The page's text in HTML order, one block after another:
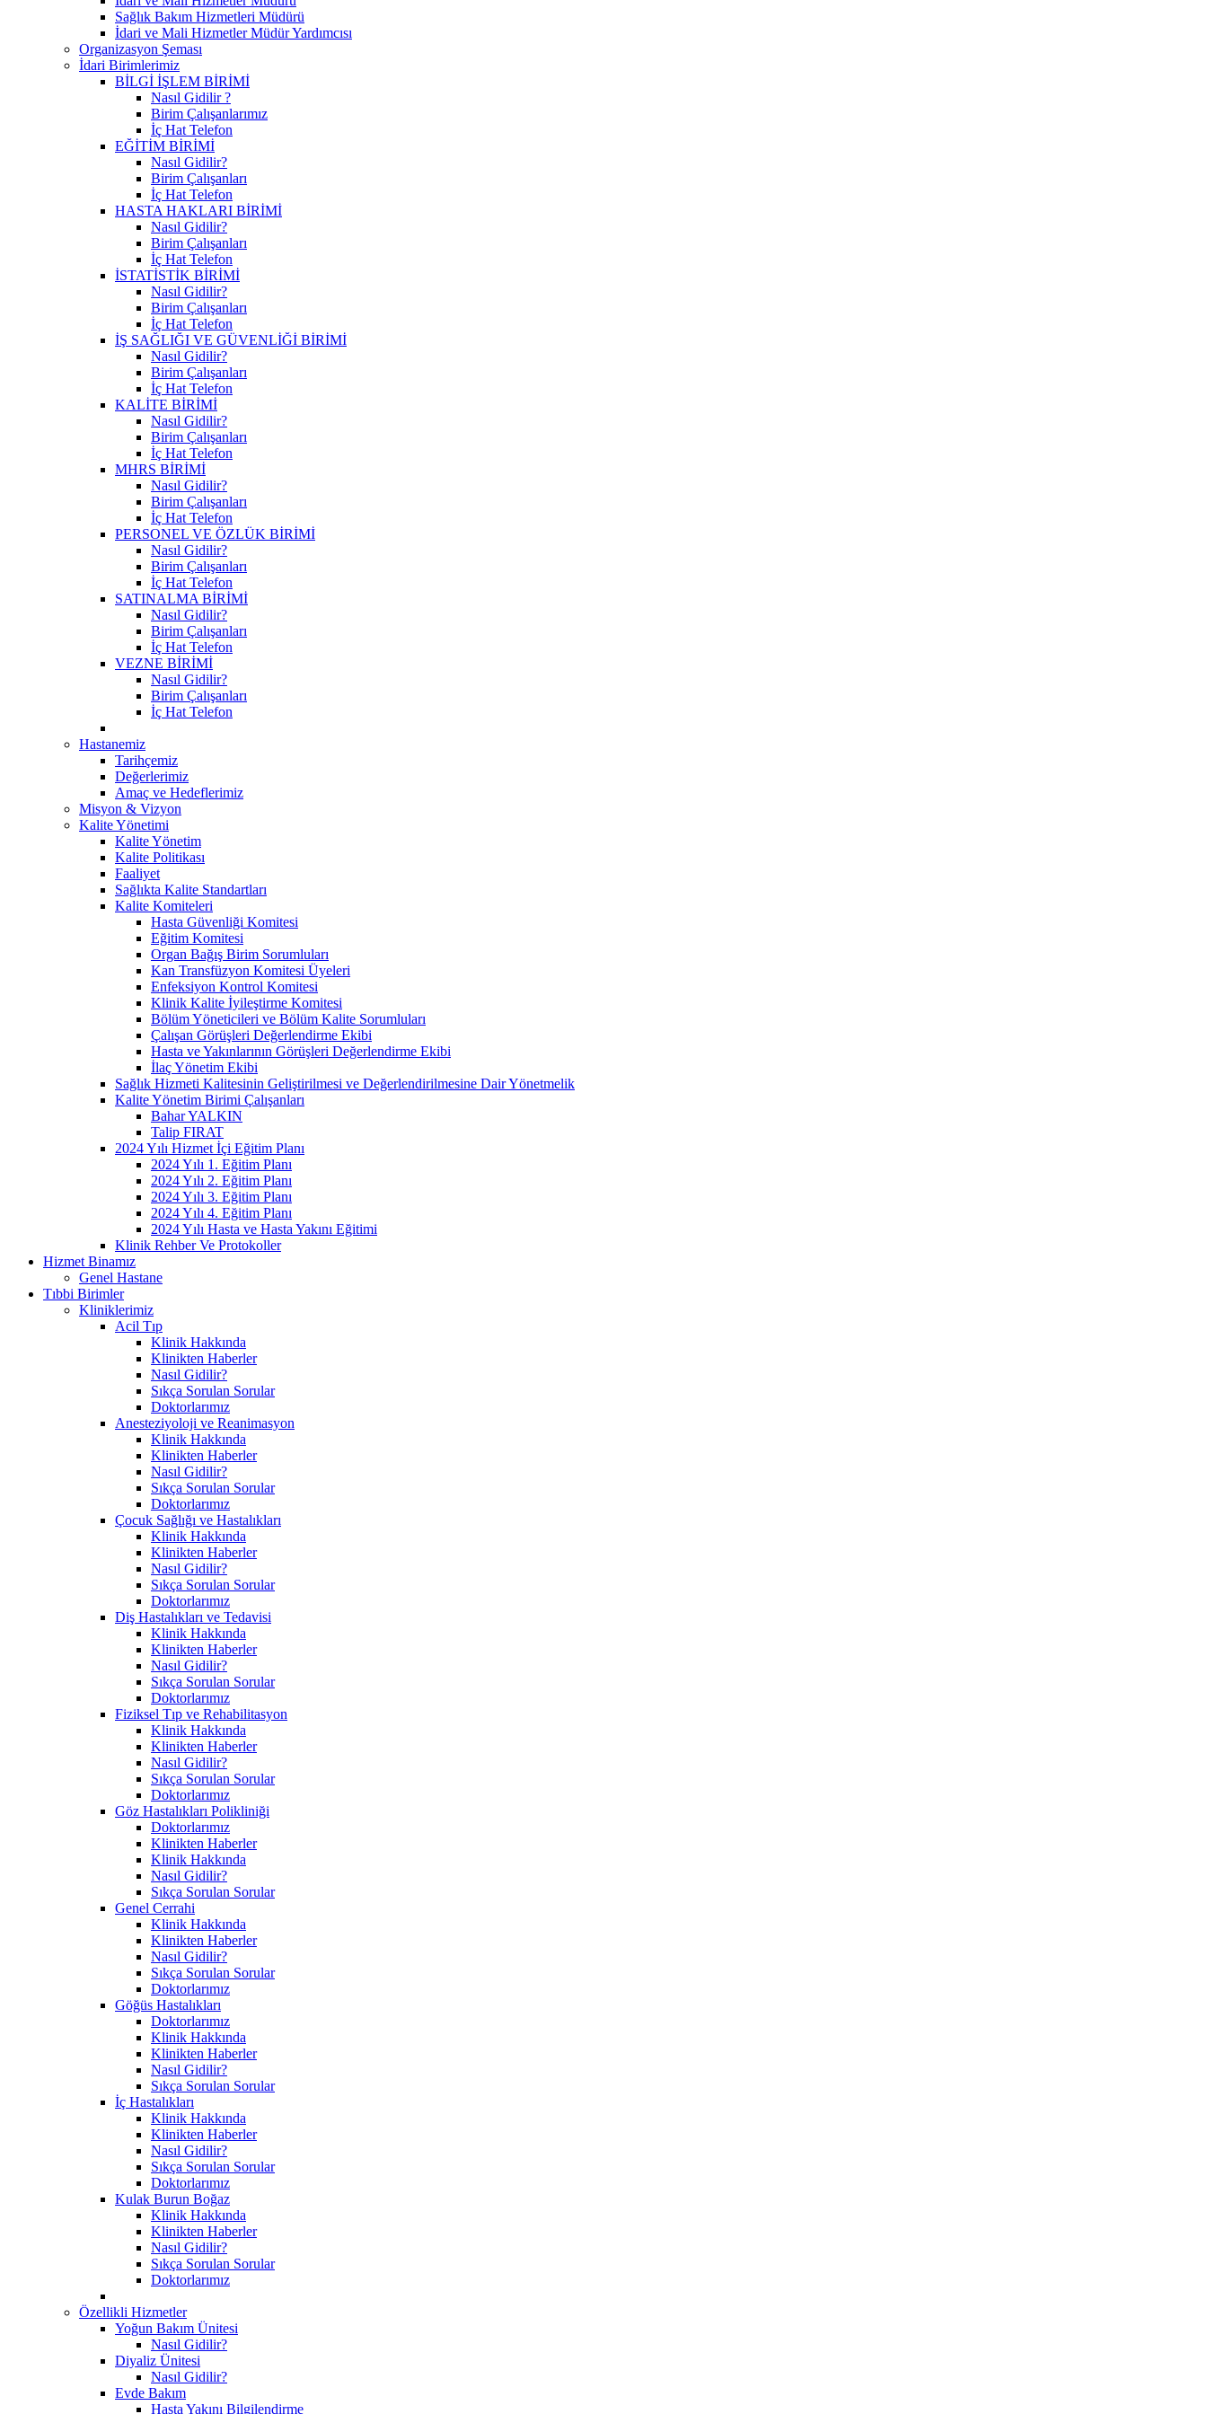
Sağlık Bakım Hizmetleri Müdürü
İdari ve Mali Hizmetler Müdür Yardımcısı
Organizasyon Şeması
İdari Birimlerimiz
BİLGİ İŞLEM BİRİMİ
Nasıl Gidilir ?
Birim Çalışanlarımız
İç Hat Telefon
EĞİTİM BİRİMİ
Nasıl Gidilir?
Birim Çalışanları
İç Hat Telefon
HASTA HAKLARI BİRİMİ
Nasıl Gidilir?
Birim Çalışanları
İç Hat Telefon
İSTATİSTİK BİRİMİ
Nasıl Gidilir?
Birim Çalışanları
İç Hat Telefon
İŞ SAĞLIĞI VE GÜVENLİĞİ BİRİMİ
Nasıl Gidilir?
Birim Çalışanları
İç Hat Telefon
KALİTE BİRİMİ
Nasıl Gidilir?
Birim Çalışanları
İç Hat Telefon
MHRS BİRİMİ
Nasıl Gidilir?
Birim Çalışanları
İç Hat Telefon
PERSONEL VE ÖZLÜK BİRİMİ
Nasıl Gidilir?
Birim Çalışanları
İç Hat Telefon
SATINALMA BİRİMİ
Nasıl Gidilir?
Birim Çalışanları
İç Hat Telefon
VEZNE BİRİMİ
Nasıl Gidilir?
Birim Çalışanları
İç Hat Telefon
Hastanemiz
Tarihçemiz
Değerlerimiz
Amaç ve Hedeflerimiz
Misyon & Vizyon
Kalite Yönetimi
Kalite Yönetim
Kalite Politikası
Faaliyet
Sağlıkta Kalite Standartları
Kalite Komiteleri
Hasta Güvenliği Komitesi
Eğitim Komitesi
Organ Bağış Birim Sorumluları
Kan Transfüzyon Komitesi Üyeleri
Enfeksiyon Kontrol Komitesi
Klinik Kalite İyileştirme Komitesi
Bölüm Yöneticileri ve Bölüm Kalite Sorumluları
Çalışan Görüşleri Değerlendirme Ekibi
Hasta ve Yakınlarının Görüşleri Değerlendirme Ekibi
İlaç Yönetim Ekibi
Sağlık Hizmeti Kalitesinin Geliştirilmesi ve Değerlendirilmesine Dair Yönetmelik
Kalite Yönetim Birimi Çalışanları
Bahar YALKIN
Talip FIRAT
2024 Yılı Hizmet İçi Eğitim Planı
2024 Yılı 1. Eğitim Planı
2024 Yılı 2. Eğitim Planı
2024 Yılı 3. Eğitim Planı
2024 Yılı 4. Eğitim Planı
2024 Yılı Hasta ve Hasta Yakını Eğitimi
Klinik Rehber Ve Protokoller
Hizmet Binamız
Genel Hastane
Tıbbi Birimler
Kliniklerimiz
Acil Tıp
Klinik Hakkında
Klinikten Haberler
Nasıl Gidilir?
Sıkça Sorulan Sorular
Doktorlarımız
Anesteziyoloji ve Reanimasyon
Klinik Hakkında
Klinikten Haberler
Nasıl Gidilir?
Sıkça Sorulan Sorular
Doktorlarımız
Çocuk Sağlığı ve Hastalıkları
Klinik Hakkında
Klinikten Haberler
Nasıl Gidilir?
Sıkça Sorulan Sorular
Doktorlarımız
Diş Hastalıkları ve Tedavisi
Klinik Hakkında
Klinikten Haberler
Nasıl Gidilir?
Sıkça Sorulan Sorular
Doktorlarımız
Fiziksel Tıp ve Rehabilitasyon
Klinik Hakkında
Klinikten Haberler
Nasıl Gidilir?
Sıkça Sorulan Sorular
Doktorlarımız
Göz Hastalıkları Polikliniği
Doktorlarımız
Klinikten Haberler
Klinik Hakkında
Nasıl Gidilir?
Sıkça Sorulan Sorular
Genel Cerrahi
Klinik Hakkında
Klinikten Haberler
Nasıl Gidilir?
Sıkça Sorulan Sorular
Doktorlarımız
Göğüs Hastalıkları
Doktorlarımız
Klinik Hakkında
Klinikten Haberler
Nasıl Gidilir?
Sıkça Sorulan Sorular
İç Hastalıkları
Klinik Hakkında
Klinikten Haberler
Nasıl Gidilir?
Sıkça Sorulan Sorular
Doktorlarımız
Kulak Burun Boğaz
Klinik Hakkında
Klinikten Haberler
Nasıl Gidilir?
Sıkça Sorulan Sorular
Doktorlarımız
Özellikli Hizmetler
Yoğun Bakım Ünitesi
Nasıl Gidilir?
Diyaliz Ünitesi
Nasıl Gidilir?
Evde Bakım
Hasta Yakını Bilgilendirme